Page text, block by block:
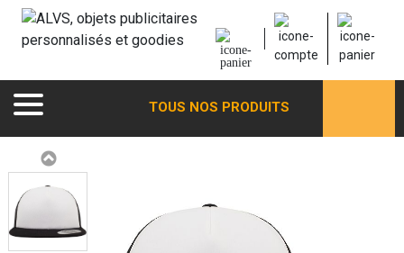
TOUS NOS PRODUITS